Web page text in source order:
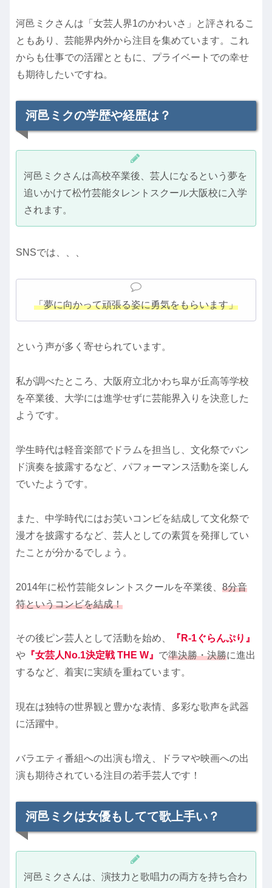
河邑ミクさんは「女芸人界1のかわいさ」と評されるこ
ともあり、芸能界内外から注目を集めています。これ
からも仕事での活躍とともに、プライベートでの幸せ
も期待したいですね。
河邑ミクの学歴や経歴は？
河邑ミクさんは高校卒業後、芸人になるという夢を
追いかけて松竹芸能タレントスクール大阪校に入学
されます。
SNSでは、、、
「夢に向かって頑張る姿に勇気をもらいます」
という声が多く寄せられています。
私が調べたところ、大阪府立北かわち皐が丘高等学校
を卒業後、大学には進学せずに芸能界入りを決意した
ようです。
学生時代は軽音楽部でドラムを担当し、文化祭でバン
ド演奏を披露するなど、パフォーマンス活動を楽しん
でいたようです。
また、中学時代にはお笑いコンビを結成して文化祭で
漫才を披露するなど、芸人としての素質を発揮してい
たことが分かるでしょう。
2014年に松竹芸能タレントスクールを卒業後、 8分音
符というコンビを結成！
その後ピン芸人として活動を始め、
『R-1ぐらんぷり』
や 『女芸人No.1決定戦 THE W』 で準決勝・決勝に進出
するなど、着実に実績を重ねています。
現在は独特の世界観と豊かな表情、多彩な歌声を武器
に活躍中。
バラエティ番組への出演も増え、ドラマや映画への出
演も期待されている注目の若手芸人です！
河邑ミクは女優もしてて歌上手い？
河邑ミクさんは、演技力と歌唱力の両方を持ち合わ